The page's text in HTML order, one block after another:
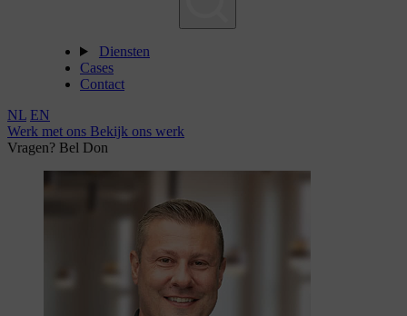
Diensten
Cases
Contact
NL EN
Werk met ons Bekijk ons werk
Vragen? Bel Don